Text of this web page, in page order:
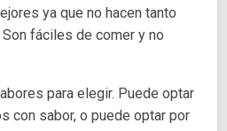
ya que no hacen tanto
fáciles de comer y no
para elegir. Puede optar
con sabor, o puede optar por